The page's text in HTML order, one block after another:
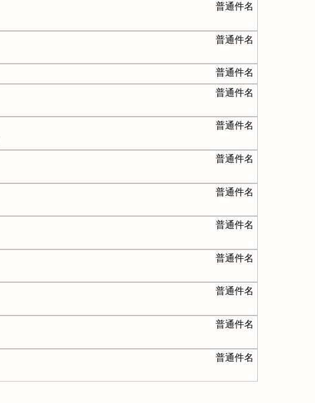
普通件名
普通件名
普通件名
普通件名
普通件名
普通件名
普通件名
普通件名
普通件名
普通件名
普通件名
普通件名